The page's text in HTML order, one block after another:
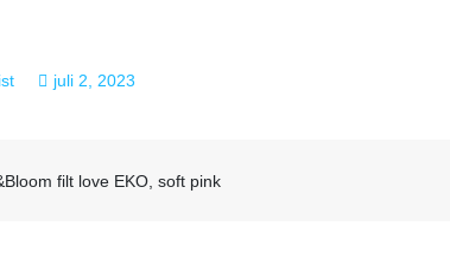
juli 2, 2023
filt love EKO, soft pink